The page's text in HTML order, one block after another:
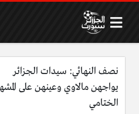
نصف النهائي: سيدات الجزائر
يواجهن مالاوي وعينهن على
الختامي